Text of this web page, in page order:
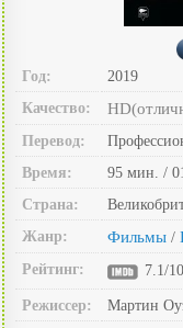
Год:
2019
Качество:
Перевод:
Время:
95 мин. /
Страна:
Жанр:
Фильмы /
Рейтинг: 7.1/
Режиссер:
Мартин